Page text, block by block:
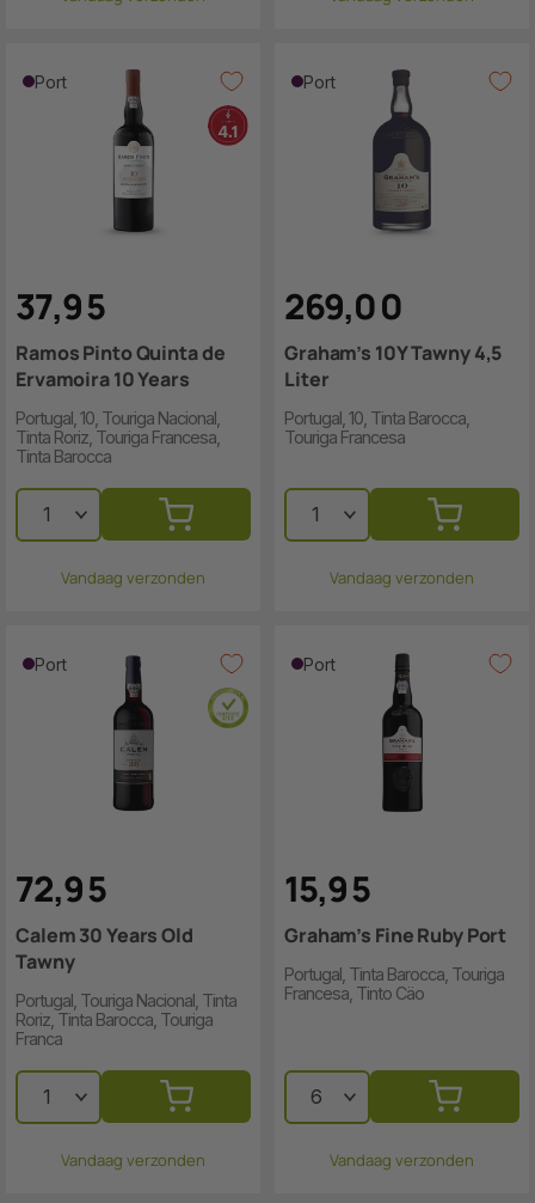
Port
37,95
Ramos Pinto Quinta de
Ervamoira 10 Years
Portugal, 10, Touriga Nacional,
Tinta Roriz, Touriga Francesa,
Tinta Barocca
Vandaag verzonden
Port
269,00
Graham’s 10Y Tawny 4,5
Liter
Portugal, 10, Tinta Barocca,
Touriga Francesa
Vandaag verzonden
Port
72,95
Calem 30 Years Old
Tawny
Portugal, Touriga Nacional, Tinta
Roriz, Tinta Barocca, Touriga
Franca
Vandaag verzonden
Port
15,95
Graham’s Fine Ruby Port
Portugal, Tinta Barocca, Touriga
Francesa, Tinto Cäo
Vandaag verzonden